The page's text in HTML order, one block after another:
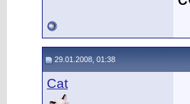
29.01.2008, 01:38
Cat